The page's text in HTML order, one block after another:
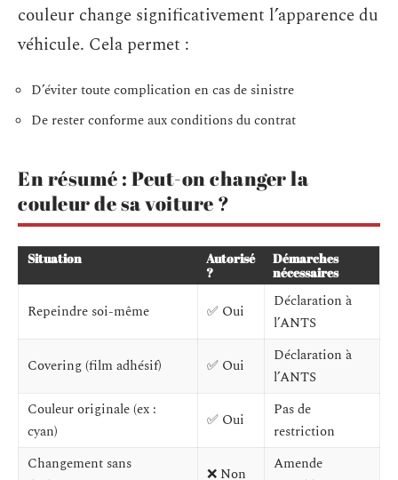
couleur change significativement l’apparence du
véhicule. Cela permet :
D’éviter toute complication en cas de sinistre
De rester conforme aux conditions du contrat
En résumé : Peut-on changer la
couleur de sa voiture ?
Situation
Autorisé
?
Démarches
nécessaires
Repeindre soi-même ✅ Oui
Déclaration à
l’ANTS
Covering (film adhésif) ✅ Oui
Déclaration à
l’ANTS
Couleur originale (ex :
cyan)
✅ Oui
Pas de
restriction
Changement sans
❌ Non
Amende